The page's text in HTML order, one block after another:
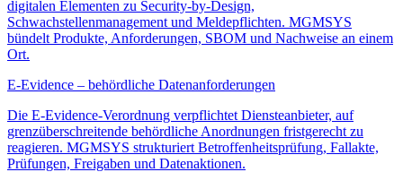
digitalen Elementen zu Security-by-Design,
Schwachstellenmanagement und Meldepflichten. MGMSYS
bündelt Produkte, Anforderungen, SBOM und Nachweise an einem
Ort.
E-Evidence – behördliche Datenanforderungen
Die E-Evidence-Verordnung verpflichtet Diensteanbieter, auf
grenzüberschreitende behördliche Anordnungen fristgerecht zu
reagieren. MGMSYS strukturiert Betroffenheitsprüfung, Fallakte,
Prüfungen, Freigaben und Datenaktionen.